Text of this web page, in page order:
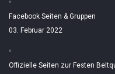
Facebook Seiten & Gruppen
03. Februar 2022
Offizielle Seiten zur Festen